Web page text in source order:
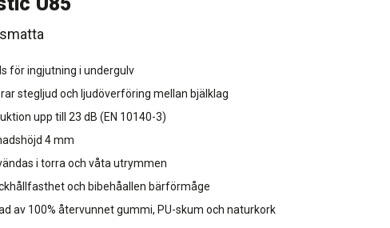
för ingjutning i undergulv
stegljud och ljudöverföring mellan bjälklag
upp till 23 dB (EN 10140-3)
4 mm
i torra och våta utrymmen
och bibehåallen bärförmåge
av 100% återvunnet gummi, PU-skum och naturkork